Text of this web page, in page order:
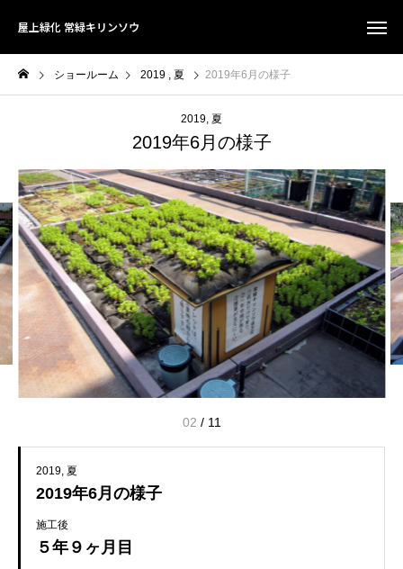
屋上緑化 常緑キリンソウ
ショールーム 2019 夏 2019年6月の様子
2019 夏
2019年6月の様子
02 / 11
2019 夏
2019年6月の様子
施工後
５年９ヶ月目